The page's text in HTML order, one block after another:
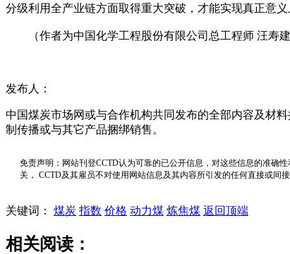
分级利用全产业链方面取得重大突破，才能实现真正意义
（作者为中国化学工程股份有限公司总工程师 汪寿建
发布人：
中国煤炭市场网或与合作机构共同发布的全部内容及材
制传播或与其它产品捆绑销售。
免责声明：网站刊登CCTD认为可靠的已公开信息，对这些信息的准确
关， CCTD及其雇员不对使用网站信息及其内容所引发的任何直接或间接
关键词： 煤炭 指数 价格 动力煤 炼焦煤 返回顶端
相关阅读：